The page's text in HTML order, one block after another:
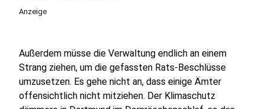
Anzeige
Außerdem müsse die Verwaltung endlich an einem
Strang ziehen, um die gefassten Rats-Beschlüsse
umzusetzen. Es gehe nicht an, dass einige Ämter
offensichtlich nicht mitziehen. Der Klimaschutz